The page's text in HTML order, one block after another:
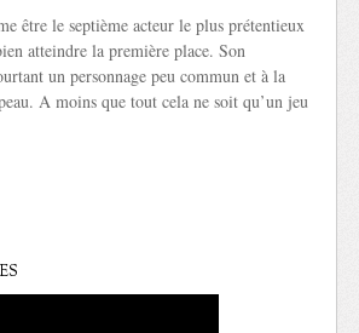
être le septième acteur le plus prétentieux
atteindre la première place. Son
un personnage peu commun et à la
A moins que tout cela ne soit qu’un jeu